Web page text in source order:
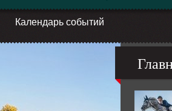
Календарь событий